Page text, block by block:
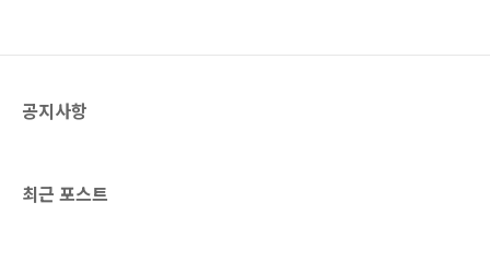
어나게 된다. 또한 구글이나 애플 등의 앱마켓 사
이 통과되었다...
공지사항
최근 포스트